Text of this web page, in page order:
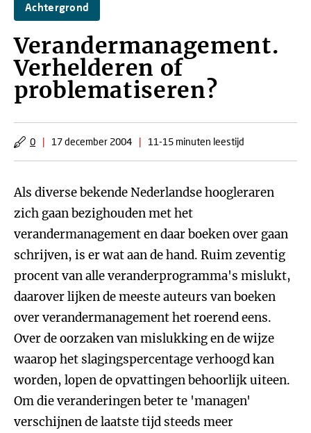
Achtergrond
Verandermanagement.
Verhelderen of
problematiseren?
0 | 17 december 2004 | 11-15 minuten leestijd
Als diverse bekende Nederlandse hoogleraren
zich gaan bezighouden met het
verandermanagement en daar boeken over gaan
schrijven, is er wat aan de hand. Ruim zeventig
procent van alle veranderprogramma's mislukt,
daarover lijken de meeste auteurs van boeken
over verandermanagement het roerend eens.
Over de oorzaken van mislukking en de wijze
waarop het slagingspercentage verhoogd kan
worden, lopen de opvattingen behoorlijk uiteen.
Om die veranderingen beter te 'managen'
verschijnen de laatste tijd steeds meer